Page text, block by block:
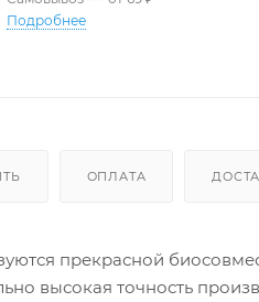
+4.50
Подробнее
ОПЛАТА
прекрасной
высокая точность